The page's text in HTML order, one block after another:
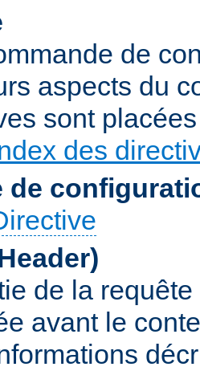
de
aspects du
sont
des
de
de la
avant le